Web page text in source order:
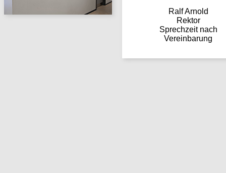
Ralf Arnold
Rektor
Sprechzeit nach
Vereinbarung